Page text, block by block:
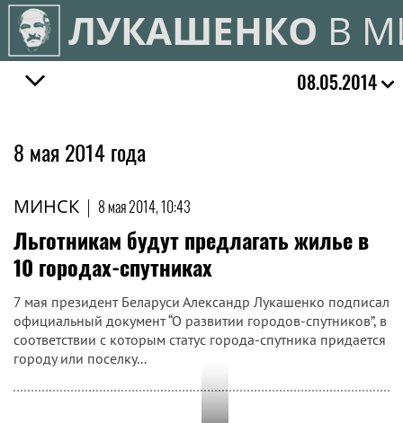
ЛУКАШЕНКО В
08.05.2014
8 мая 2014 года
МИНСК | 8 мая 2014, 10:43
Льготникам будут предлагать жилье в
10 городах-спутниках
7 мая президент Беларуси Александр Лукашенко подписал
официальный документ “О развитии городов-спутников”, в
соответствии с которым статус города-спутника придается
городу или поселку...